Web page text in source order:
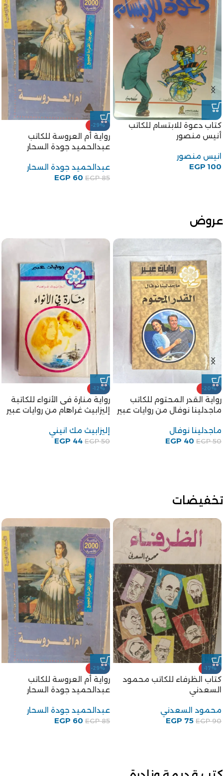
كتاب دعوة للابتسام للكاتب
أنيس منصور
انيس منصور
EGP 100
-29%
رواية أم العروسة للكاتب
عبدالحميد جودة السحار
عبدالحميد جودة السحار
EGP85
EGP 60
عروض
-20%
رواية القدر المحتوم للكاتب
ماجدلينا نوفال من روايات عبير
ماجدلينا نوفال
EGP50
EGP 40
-12%
رواية منارة فى الأنواء للكاتبة
إليزابيث غراهام من روايات عبير
إليزابيث مك انيني
EGP50
EGP 44
تخفيضات
-17%
كتاب الظرفاء للكاتب محمود
السعدني
محمود السعدني
EGP90
EGP 75
-29%
رواية أم العروسة للكاتب
عبدالحميد جودة السحار
عبدالحميد جودة السحار
EGP85
EGP 60